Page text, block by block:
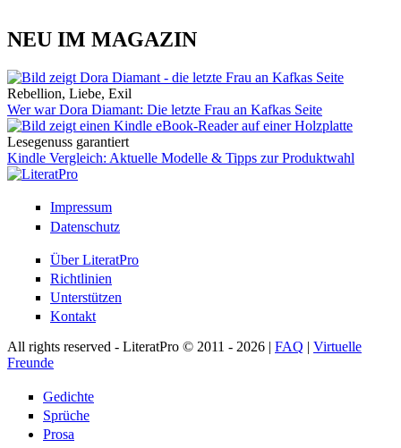
NEU IM MAGAZIN
Rebellion, Liebe, Exil
Wer war Dora Diamant: Die letzte Frau an Kafkas Seite
Lesegenuss garantiert
Kindle Vergleich: Aktuelle Modelle & Tipps zur Produktwahl
Impressum
Datenschutz
Über LiteratPro
Richtlinien
Unterstützen
Kontakt
All rights reserved - LiteratPro © 2011 - 2026 | FAQ | Virtuelle
Freunde
Gedichte
Sprüche
Prosa